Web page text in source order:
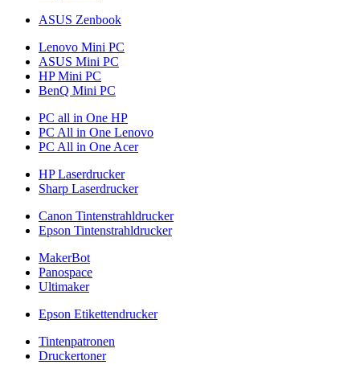
ASUS Zenbook
Lenovo Mini PC
ASUS Mini PC
HP Mini PC
BenQ Mini PC
PC all in One HP
PC All in One Lenovo
PC All in One Acer
HP Laserdrucker
Sharp Laserdrucker
Canon Tintenstrahldrucker
Epson Tintenstrahldrucker
MakerBot
Panospace
Ultimaker
Epson Etikettendrucker
Tintenpatronen
Druckertoner